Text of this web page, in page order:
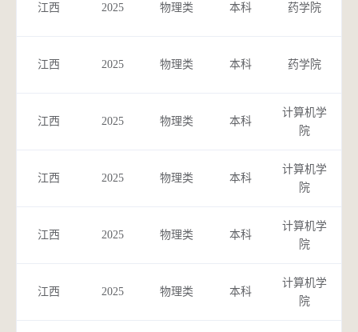
江西 2025 物理类 本科 药学院
江西 2025 物理类 本科 药学院
江西 2025 物理类 本科
计算机学
院
江西 2025 物理类 本科
计算机学
院
江西 2025 物理类 本科
计算机学
院
江西 2025 物理类 本科
计算机学
院